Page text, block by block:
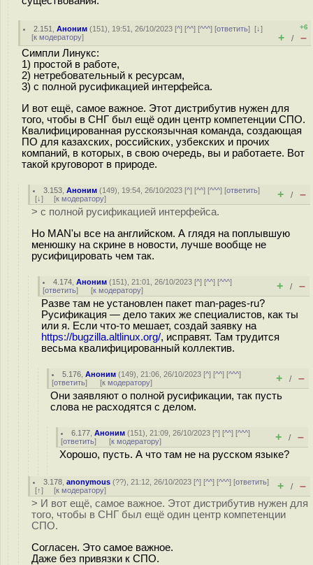
2.151 ,Аноним (151), 19:51, 26/10/2023 [^] [^^] [^^^] [ответить][↓]
[к модератору]
+6
+ / –
Симпли Линукс:
1) простой в работе,
2) нетребовательный к ресурсам,
3) с полной русификацией интерфейса.
И вот ещё, самое важное. Этот дистрибутив нужен для
того, чтобы в СНГ был ещё один центр компетенции СПО.
Квалифицированная русскоязычная команда, создающая
ПО для казахских, российских, узбекских и прочих
компаний, в которых, в свою очередь, вы и работаете. Вот
такой круговорот в природе.
3.153 ,Аноним (149), 19:54, 26/10/2023 [^] [^^] [^^^] [ответить]
[↓] [к модератору] + / –
> с полной русификацией интерфейса.
Но MAN'ы все на английском. А глядя на поплывшую
менюшку на скрине в новости, лучше вообще не
русифицировать чем так.
4.174 ,Аноним (151), 21:01, 26/10/2023 [^] [^^] [^^^]
[ответить] [к модератору] + / –
Разве там не установлен пакет man-pages-ru?
Русификация — дело таких же специалистов, как ты
или я. Если что-то мешает, создай заявку на
https://bugzilla.altlinux.org/, исправят. Там трудится
весьма квалифицированный коллектив.
5.176 ,Аноним (149), 21:06, 26/10/2023 [^] [^^] [^^^]
[ответить] [к модератору] + / –
Они заявляют о полной русификации, так пусть
слова не расходятся с делом.
6.177 ,Аноним (151), 21:09, 26/10/2023 [^] [^^] [^^^]
[ответить] [к модератору] + / –
Хорошо, пусть. А что там не на русском языке?
3.178 ,anonymous (??), 21:12, 26/10/2023 [^] [^^] [^^^] [ответить]
[↑] [к модератору] + / –
> И вот ещё, самое важное. Этот дистрибутив нужен для
того, чтобы в СНГ был ещё один центр компетенции
СПО.
Согласен. Это самое важное.
Даже без привязки к СПО.